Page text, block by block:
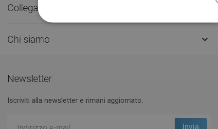
Collegamenti utili
Chi siamo 
Newsletter
Iscriviti alla newsletter e rimani aggiornato.